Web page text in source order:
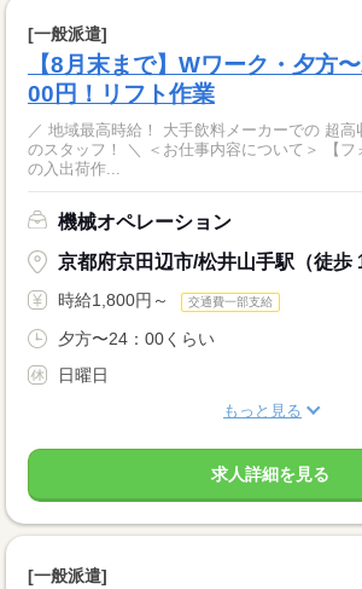
[一般派遣]
【8月末まで】Wワーク・夕方
00円！リフト作業
／ 地域最高時給！ 大手飲料メーカーでの 超高
のスタッフ！ ＼ ＜お仕事内容について＞ 【フォークリフト】 ●商品
の入出荷作...
機械オペレーション
京都府京田辺市/松井山手駅（徒歩
時給1,800円～ 交通費一部支給
夕方〜24：00くらい
日曜日
もっと見る
求人詳細を見る
[一般派遣]